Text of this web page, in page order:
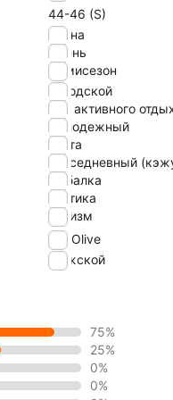
44-46 (S)
Весна
Осень
Демисезон
городской
для активного
молодежный
охота
повседневный
рыбалка
тактика
туризм
Olive
Мужской
75%
25%
0%
0%